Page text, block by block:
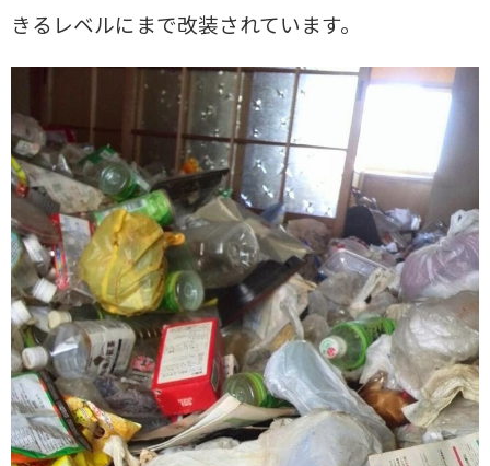
きるレベルにまで改装されています。